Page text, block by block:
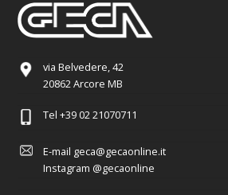
via Belvedere, 42
20862 Arcore MB
Tel +39 02 21070711
E-mail geca@gecaonline.it
Instagram @gecaonline